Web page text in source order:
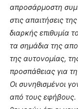
απροσάρμοστη
στις απαιτήσεις
διαρκής επιθυμία
τα σημάδια της
της αυτονομίας,
προσπάθειας για
Οι συνηθισμένοι
από τους εφήβους.